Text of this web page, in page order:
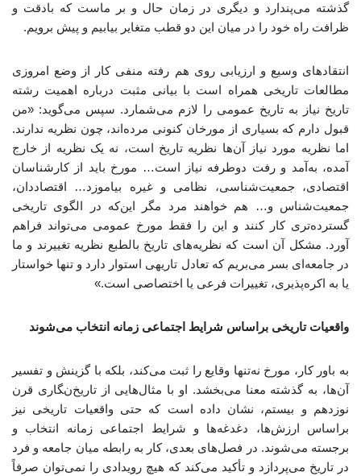
گذشته می‌پندارد و دیگری در زمان حال و بر ماست که بادقت و
ظرافت راه خود را در میان این دو قطب متغایر بیابیم و پیش برویم.
انتقادهای وسیع و ارزیابی روی هم رفته منفی کار از وضع امروزی
مطالعات تاریخی همراه است با بیانی مثبت درباره اهمیت رشته
تاریخ نیاز به تاریخ عمومی را لازم می‌شمارد. سپس می‌گوید: «من
قبول دارم که بسیاری از مورخان کنونی مرده‌اند، چون نظریه ندارند.
اما نظریه مورد نیاز آن‌ها نظریه تاریخ است، نه یک نظریه از خارج
آمده، به‌آمد و رفت دوطرفه نیاز است… مورخ باید از کارشناسان
اقتصادی، جمعیت‌شناسی، نظامی و غیره بیاموزد… اقتصاددان،
جمعیت‌شناس و… هم خواهند مرد مگر این‌که در الگوی تاریخی
گسترده‌تری کار کنند و این را فقط مورخ عمومی می‌تواند فراهم
آورد. مشکل آن است که نظریه‌های تاریخ بالطبع نظریه تغییرند و ما
در جامعه‌ای بسر می‌بریم که تعادل تاریهی استوار دارد و تنها خواستار
یا به اکره‌پذیری، تغییرات فرعی یا اختصاصی است.»
واقعیات تاریخی براساس شرایط اجتماعی زمانه انتخاب می‌شوند
به باور کار، مورخ نه‌تنها وقایع را ثبت می‌کند، بلکه با گزینش و تفسیر
آن‌ها، به گذشته معنا می‌بخشد. او با مثال‌هایی از تاریخ‌نگاری قرن
نوزدهم و بیستم، نشان داده است که حتی واقعیات تاریخی نیز
براساس ارزش‌ها، دغدغه‌ها و شرایط اجتماعی زمانه انتخاب و
برجسته می‌شوند. در فصل‌های بعدی، کار به رابطه‌ میان جامعه و فرد
در تاریخ می‌پردازد و تأکید می‌کند که هیچ رویدادی را نمی‌توان صرفاً